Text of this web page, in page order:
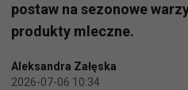
postaw na sezonowe
produkty mleczne.
Aleksandra Załęska
2026-07-06 10:34